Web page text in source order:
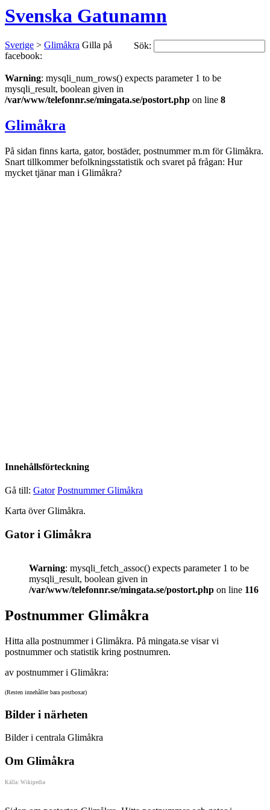
Svenska Gatunamn
Sverige > Glimåkra Sök:
Gilla på
facebook:
Warning: mysqli_num_rows() expects parameter 1 to be
mysqli_result, boolean given in
/var/www/telefonnr.se/mingata.se/postort.php on line 8
Glimåkra
På sidan finns karta, gator, bostäder, postnummer m.m för Glimåkra.
Snart tillkommer befolkningsstatistik och svaret på frågan: Hur
mycket tjänar man i Glimåkra?
Innehållsförteckning
Gå till: Gator Postnummer Glimåkra
Karta över Glimåkra.
Gator i Glimåkra
Warning: mysqli_fetch_assoc() expects parameter 1 to be
mysqli_result, boolean given in
/var/www/telefonnr.se/mingata.se/postort.php on line 116
Postnummer Glimåkra
Hitta alla postnummer i Glimåkra. På mingata.se visar vi
postnummer och statistik kring postnumren.
av postnummer i Glimåkra:
(Resten innehåller bara postboxar)
Bilder i närheten
Bilder i centrala Glimåkra
Om Glimåkra
Källa: Wikipedia